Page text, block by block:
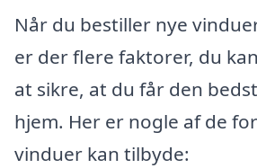
Når du bestiller nye
er der flere faktorer, du
at sikre, at du får den
hjem. Her er nogle af de
vinduer kan tilbyde: